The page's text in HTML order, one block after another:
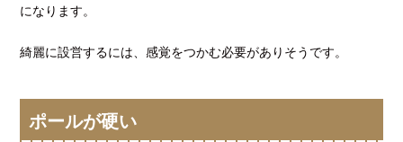
になります。
綺麗に設営するには、感覚をつかむ必要がありそうです。
ポールが硬い